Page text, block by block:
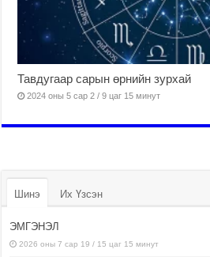
Тавдугаар сарын өрнийн зурхай
2024 оны 5 сар 2 / 9 цаг 15 минут
Шинэ Их Үзсэн
ЭМГЭНЭЛ
2026 оны 7 сар 19 / 15 цаг 15 минут